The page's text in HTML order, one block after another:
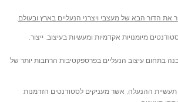
את הדור הבא של מעצבי ויצרני הנעליים בארץ ובעולם.
מיומנויות אקדמיות ומעשיות בעיצוב, ייצור,
בתחום עיצוב הנעליים בפרספקטיבות הרחבות יותר של
ההנעלה, אשר מעניקים לסטודנטים הזדמנות